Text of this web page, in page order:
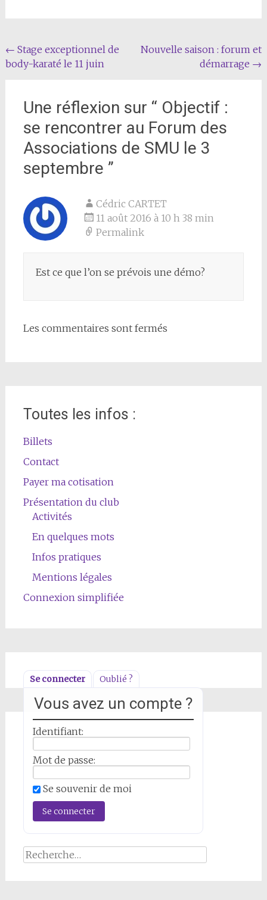
Navigation
de
← Stage exceptionnel de
body-karaté le 11 juin
Nouvelle saison : forum et
démarrage →
Une réflexion sur “ Objectif :
se rencontrer au Forum des
Associations de SMU le 3
septembre ”
Cédric CARTET
11 août 2016 à 10 h 38 min
Permalink
Est ce que l’on se prévois une démo?
Les commentaires sont fermés
Toutes les infos :
Billets
Contact
Payer ma cotisation
Présentation du club
Activités
En quelques mots
Infos pratiques
Mentions légales
Connexion simplifiée
Se connecter Oublié ?
Vous avez un compte ?
Identifiant:
Mot de passe:
Se souvenir de moi
Rechercher :